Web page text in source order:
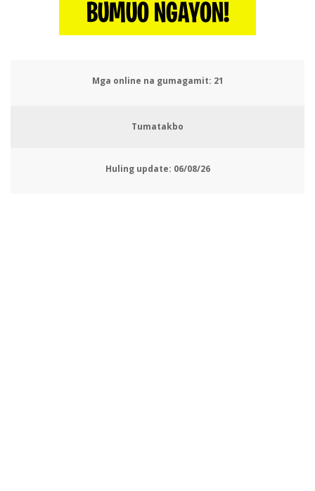
BUMUO NGAYON!
Mga online na gumagamit: 24
Tumatakbo
Huling update: 06/08/26